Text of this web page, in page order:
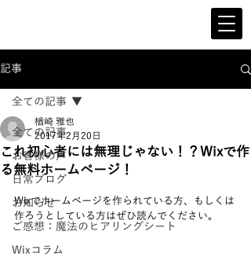
記事
全ての記事
お客様の声
日常ブログ
お知らせ
ご感想：魔法のヒアリングシート
Wixコラム
全ての記事
これ初心者には無理じゃない！？Wixで作
る無料ホームページ！
楢崎 雅也
2017年2月20日
Wixでホームページを作られている方、もしくは
作ろうとしている方はぜひ読んでください。